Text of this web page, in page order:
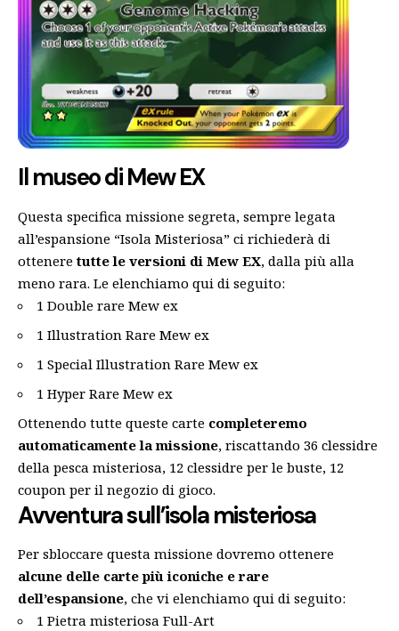
Il museo di Mew EX
Questa specifica missione segreta, sempre legata
all’espansione “Isola Misteriosa” ci richiederà di
otteneretutte le versioni di Mew EX, dalla più alla
meno rara. Le elenchiamo qui di seguito:
1 Double rare Mew ex
1 Illustration Rare Mew ex
1 Special Illustration Rare Mew ex
1 Hyper Rare Mew ex
Ottenendo tutte queste carte completeremo
automaticamente la missione, riscattando 36 clessidre
della pesca misteriosa, 12 clessidre per le buste, 12
coupon per il negozio di gioco.
Avventura sull’isola misteriosa
Per sbloccare questa missione dovremo ottenere
alcune delle carte più iconiche e rare
dell’espansione, che vi elenchiamo qui di seguito:
1 Pietra misteriosa Full-Art